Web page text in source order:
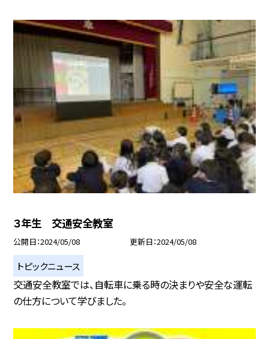
３年生 交通安全教室
公開日 2024/05/08 更新日 2024/05/08
トピックニュース
交通安全教室では、自転車に乗る時の決まりや安全な運転
の仕方について学びました。